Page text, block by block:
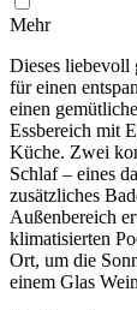
Mehr
Dieses liebevoll
für einen
einen
Essbereich mit
Küche. Zwei
Schlaf – eines
zusätzliches
Außenbereich
klimatisierten
Ort, um die
einem Glas